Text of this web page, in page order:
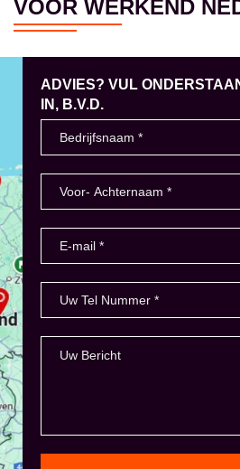
VOOR WERKEND
ADVIES? VUL
IN, B.V.D.